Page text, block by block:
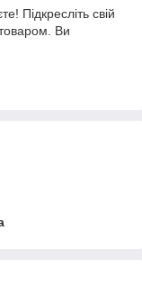
Підкресліть свій
товаром. Ви